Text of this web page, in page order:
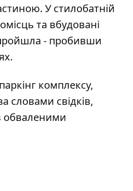
У стилобатній
та вбудовані
- пробивши
комплексу,
словами свідків,
обваленими